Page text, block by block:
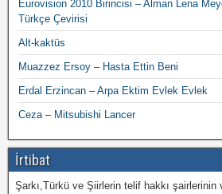
Eurovision 2010 Birincisi – Alman Lena
Türkçe Çevirisi
Alt-kaktüs
Muazzez Ersoy – Hasta Ettin Beni
Erdal Erzincan – Arpa Ektim Evlek Evlek
Ceza – Mitsubishi Lancer
İrtibat
Şarkı,Türkü ve Şiirlerin telif hakkı